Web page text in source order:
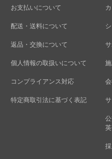
お支払いについて
配送・送料について
返品・交換について
個人情報の取扱いについて
コンプライアンス対応
特定商取引法に基づく表記